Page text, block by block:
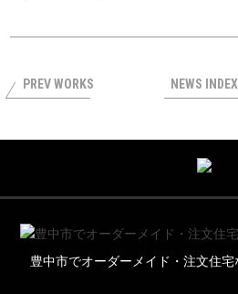
PREV WORKS NEWS INDEX
豊中市でオーダーメイド・注文住